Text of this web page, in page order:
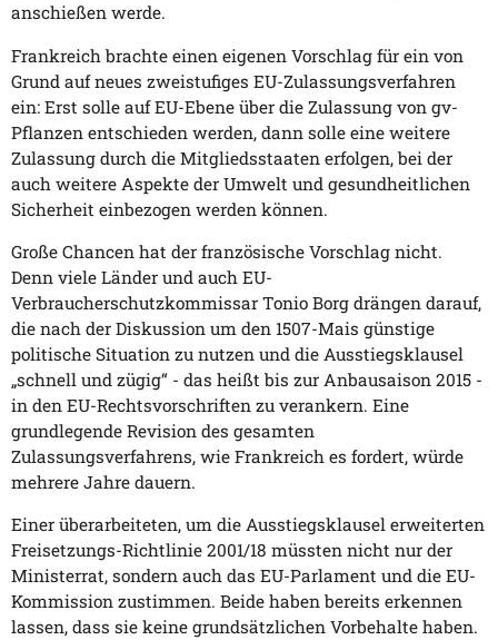
anschießen werde.
Frankreich brachte einen eigenen Vorschlag für ein von
Grund auf neues zweistufiges EU-Zulassungsverfahren
ein: Erst solle auf EU-Ebene über die Zulassung von gv-
Pflanzen entschieden werden, dann solle eine weitere
Zulassung durch die Mitgliedsstaaten erfolgen, bei der
auch weitere Aspekte der Umwelt und gesundheitlichen
Sicherheit einbezogen werden können.
Große Chancen hat der französische Vorschlag nicht.
Denn viele Länder und auch EU-
Verbraucherschutzkommissar Tonio Borg drängen darauf,
die nach der Diskussion um den 1507-Mais günstige
politische Situation zu nutzen und die Ausstiegsklausel
„schnell und zügig“ - das heißt bis zur Anbausaison 2015 -
in den EU-Rechtsvorschriften zu verankern. Eine
grundlegende Revision des gesamten
Zulassungsverfahrens, wie Frankreich es fordert, würde
mehrere Jahre dauern.
Einer überarbeiteten, um die Ausstiegsklausel erweiterten
Freisetzungs-Richtlinie 2001/18 müssten nicht nur der
Ministerrat, sondern auch das EU-Parlament und die EU-
Kommission zustimmen. Beide haben bereits erkennen
lassen, dass sie keine grundsätzlichen Vorbehalte haben.